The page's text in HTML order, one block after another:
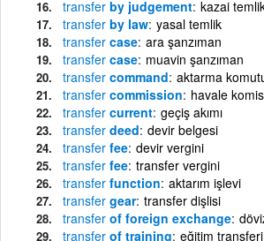
transfer by judgement kazai
transfer by law yasal temlik
transfer case ara şanzıman
transfer case muavin şanzıman
transfer command aktarma
transfer commission havale
transfer current geçiş akımı
transfer deed devir belgesi
transfer fee devir vergini
transfer fee transfer vergini
transfer function aktarım işlevi
transfer gear transfer dişlisi
transfer of foreign exchange
transfer of training eğitim transferi